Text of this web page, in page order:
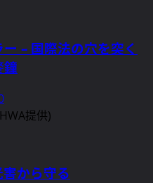
– 国際法の穴を突く
鐘
から守る